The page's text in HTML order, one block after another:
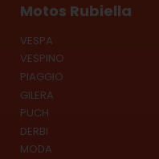
Motos Rubiella
VESPA
VESPINO
PIAGGIO
GILERA
PUCH
DERBI
MODA